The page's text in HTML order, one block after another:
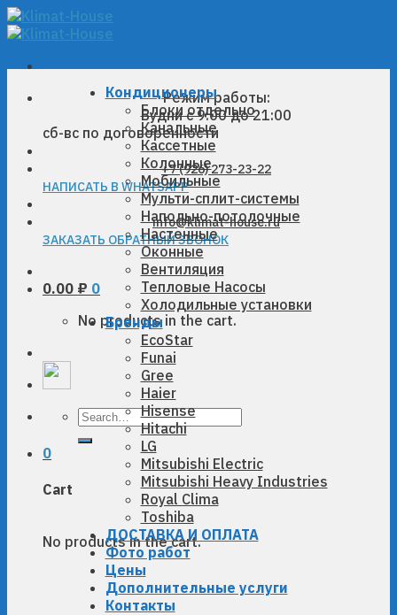
Skip
to
Режим работы:
Будни с 9:00 до 21:00
сб-вс по договоренности
+7 (926) 273-23-22
НАПИСАТЬ В WHATSAPP
info@klimat-house.ru
ЗАКАЗАТЬ ОБРАТНЫЙ ЗВОНОК
0.00 ₽ 0
No products in the cart.
Search
0
Cart
No products in the cart.
Кондиционеры
Блоки отдельно
Канальные
Кассетные
Колонные
Мобильные
Мульти-сплит-системы
Напольно-потолочные
Настенные
Оконные
Вентиляция
Тепловые Насосы
Холодильные установки
Бренды
EcoStar
Funai
Gree
Haier
Hisense
Hitachi
LG
Mitsubishi Electric
Mitsubishi Heavy Industries
Royal Clima
Toshiba
ДОСТАВКА И ОПЛАТА
Фото работ
Цены
Дополнительные услуги
Контакты